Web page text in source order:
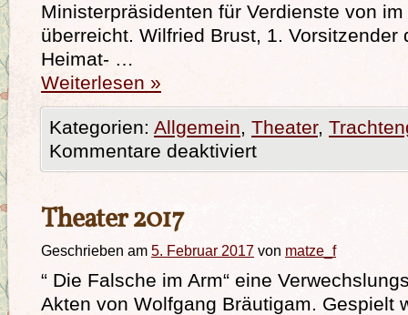
Ministerpräsidenten für Verdienste von
überreicht. Wilfried Brust, 1. Vorsitzender
Heimat- …
Weiterlesen »
Kategorien: Allgemein, Theater,
Kommentare deaktiviert
Theater 2017
Geschrieben am 5. Februar 2017 von matze_f
“ Die Falsche im Arm“ eine
Akten von Wolfgang Bräutigam.